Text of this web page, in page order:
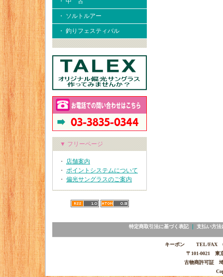
・ ソルトルアー
・ 釣りフェスティバル
▼ フリーページ
・ 店舗案内
・ ポイントシステムについて
・ 偏光サングラスのご案内
特定商取引法に基づく表記｜ 支払い方法
キーポン TEL/FAX
〒101-0021 東
古物商許可証